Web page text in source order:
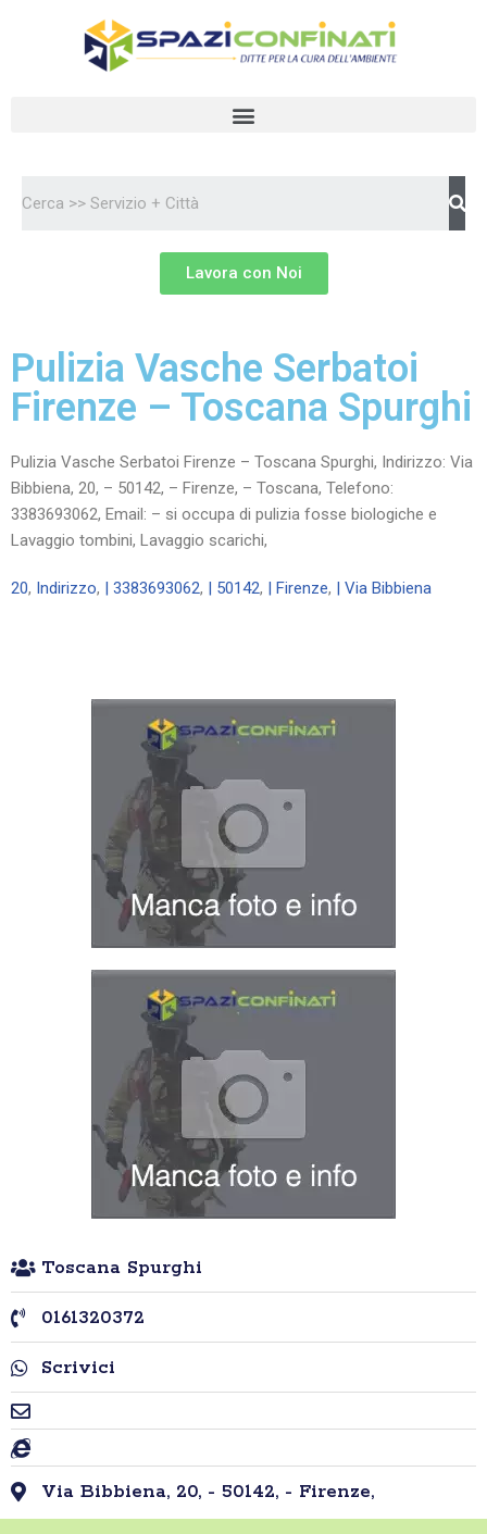
Lavora con Noi
Pulizia Vasche Serbatoi
Firenze – Toscana Spurghi
Pulizia Vasche Serbatoi Firenze – Toscana Spurghi, Indirizzo: Via
Bibbiena, 20, – 50142, – Firenze, – Toscana, Telefono:
3383693062, Email: – si occupa di pulizia fosse biologiche e
Lavaggio tombini, Lavaggio scarichi,
20, Indirizzo, | 3383693062, | 50142, | Firenze, | Via Bibbiena
Toscana Spurghi
0161320372
Scrivici
Via Bibbiena, 20, - 50142, - Firenze,